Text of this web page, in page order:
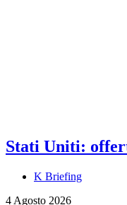
Stati Uniti:
K Briefing
4 Agosto 2026